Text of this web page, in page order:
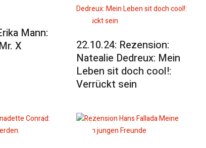
Mann:
X
22.10.24: Rezension:
Natealie Dedreux: Mein
Leben sit doch cool!:
Verrückt sein